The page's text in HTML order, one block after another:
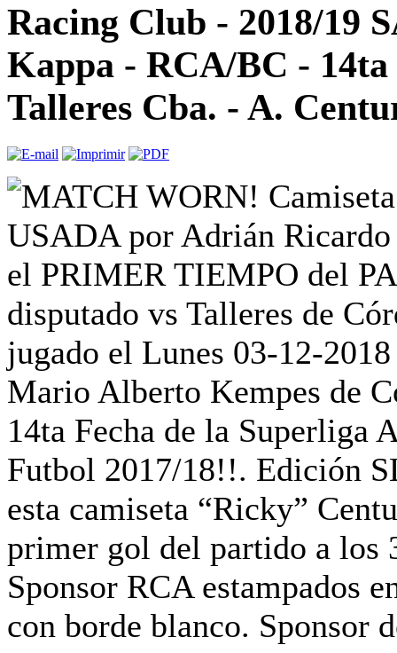
Racing Club - 2018/19
Kappa - RCA/BC - 14ta
Talleres Cba. - A.